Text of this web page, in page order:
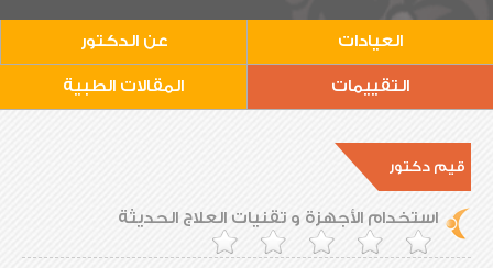
العيادات عن الدكتور
التقييمات المقالات الطبية
قيم دكتور
استخدام الأجهزة و تقنيات العلاج الحديثة